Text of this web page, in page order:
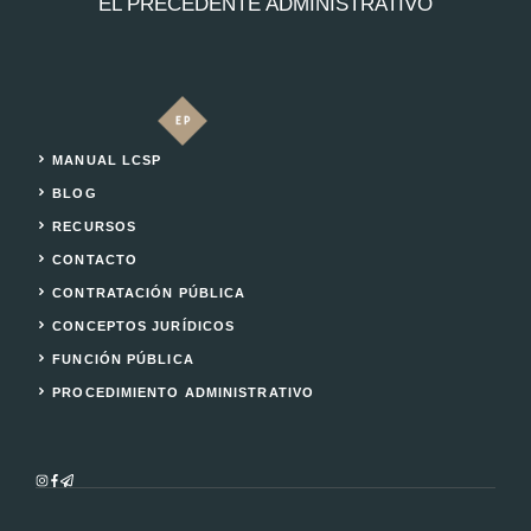
MANUAL LCSP
BLOG
RECURSOS
CONTACTO
CONTRATACIÓN PÚBLICA
CONCEPTOS JURÍDICOS
FUNCIÓN PÚBLICA
PROCEDIMIENTO ADMINISTRATIVO